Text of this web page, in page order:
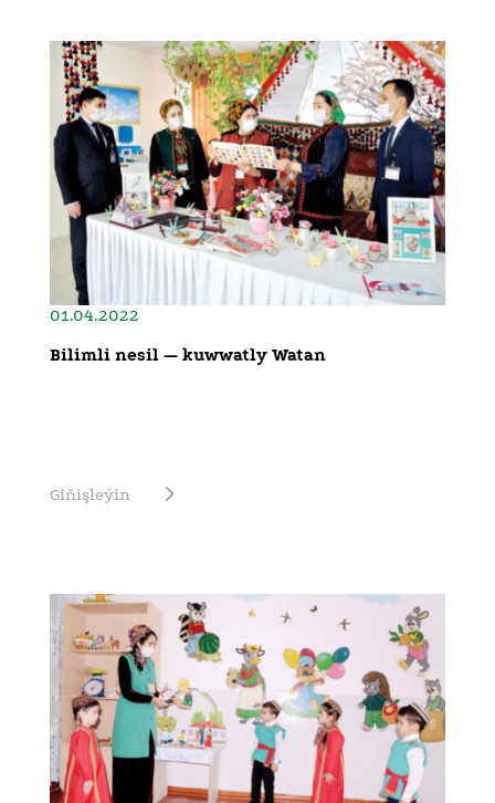
01.04.2022
Bilimli nesil — kuwwatly Watan
Giňişleýin